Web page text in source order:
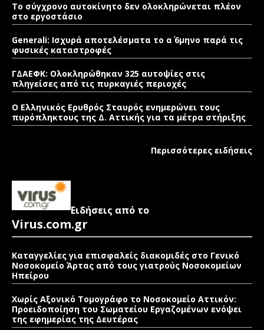
Το σύγχρονο αυτοκίνητο δεν ολοκληρώνεται πλέον
στο εργοστάσιο
Generali: Ισχυρά αποτελέσματα το α΄ 6μηνο παρά τις
φυσικές καταστροφές
ΓΔΑΕΦΚ: Ολοκληρώθηκαν 325 αυτοψίες στις
πληγείσες από τις πυρκαγιές περιοχές
Ο Ελληνικός Ερυθρός Σταυρός ενημερώνει τους
πυρόπληκτους της Δ. Αττικής για τα μέτρα στήριξης
Περισσότερες ειδήσεις
Ειδήσεις από το
Virus.com.gr
Καταγγελίες για επισφαλείς διακομιδές στο Γενικό
Νοσοκομείο Άρτας από τους γιατρούς Νοσοκομείων
Ηπείρου
Χωρίς Αξονικό Τομογράφο το Νοσοκομείο Αττικόν:
Προειδοποίηση του Σωματείου Εργαζομένων ενόψει
της εφημερίας της Δευτέρας